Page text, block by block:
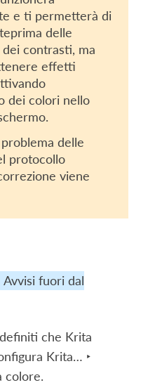
e ti permetterà di
delle
contrasti, ma
effetti
dei colori nello
delle
protocollo
viene
Avvisi fuori dal
che Krita
Krita… ‣
colore.